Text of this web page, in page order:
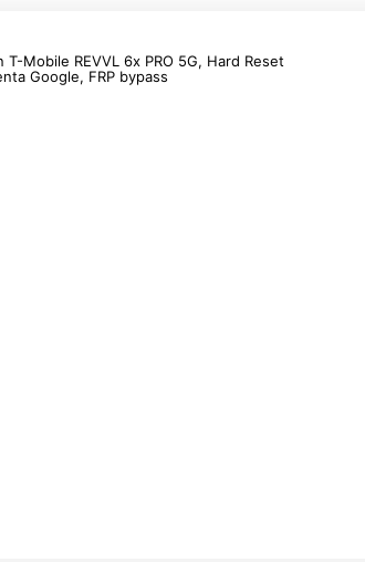
T-Mobile REVVL 6x PRO 5G, Hard Reset
Google, FRP bypass